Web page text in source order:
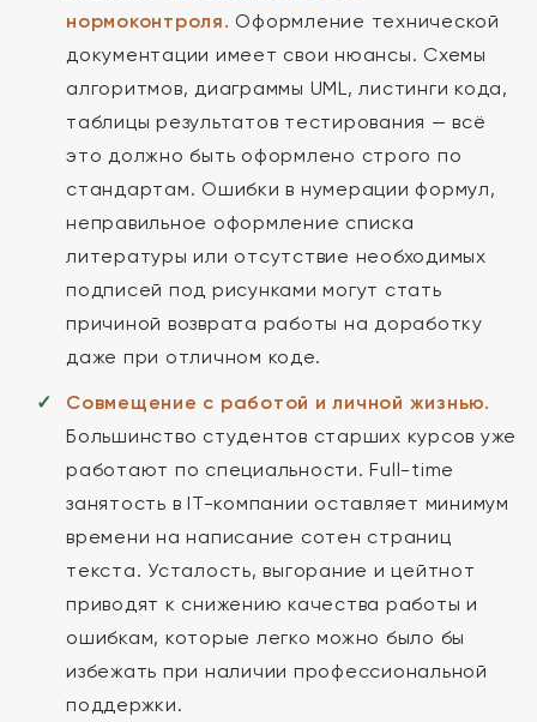
нормоконтроля. Оформление технической
документации имеет свои нюансы. Схемы
алгоритмов, диаграммы UML, листинги кода,
таблицы результатов тестирования — всё
это должно быть оформлено строго по
стандартам. Ошибки в нумерации формул,
неправильное оформление списка
литературы или отсутствие необходимых
подписей под рисунками могут стать
причиной возврата работы на доработку
даже при отличном коде.
Совмещение с работой и личной жизнью.
Большинство студентов старших курсов уже
работают по специальности. Full-time
занятость в IT-компании оставляет минимум
времени на написание сотен страниц
текста. Усталость, выгорание и цейтнот
приводят к снижению качества работы и
ошибкам, которые легко можно было бы
избежать при наличии профессиональной
поддержки.